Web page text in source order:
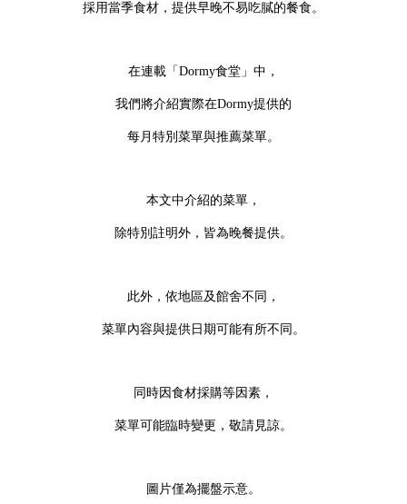
採用當季食材，提供早晚不易吃膩的餐食。
在連載「Dormy食堂」中，
我們將介紹實際在Dormy提供的
每月特別菜單與推薦菜單。
本文中介紹的菜單，
除特別註明外，皆為晚餐提供。
此外，依地區及館舍不同，
菜單內容與提供日期可能有所不同。
同時因食材採購等因素，
菜單可能臨時變更，敬請見諒。
圖片僅為擺盤示意。